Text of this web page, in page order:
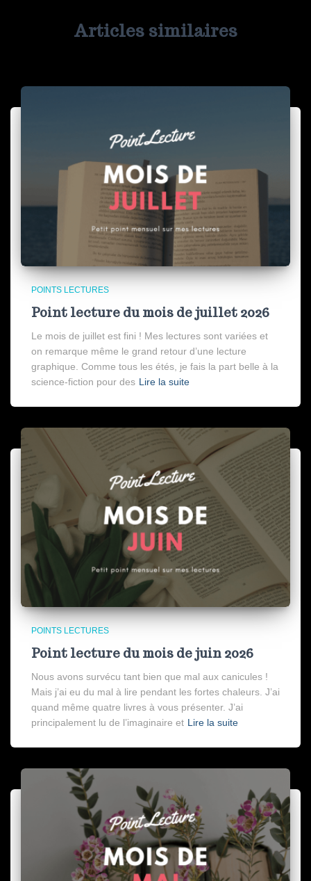
Articles similaires
POINTS LECTURES
Point lecture du mois de juillet 2026
Le mois de juillet est fini ! Mes lectures sont variées et
on remarque même le grand retour d’une lecture
graphique. Comme tous les étés, je fais la part belle à la
science-fiction pour des Lire la suite
POINTS LECTURES
Point lecture du mois de juin 2026
Nous avons survécu tant bien que mal aux canicules !
Mais j’ai eu du mal à lire pendant les fortes chaleurs. J’ai
quand même quatre livres à vous présenter. J’ai
principalement lu de l’imaginaire et Lire la suite